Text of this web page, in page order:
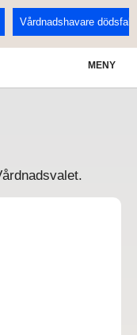
Vårdnadshavare dödsfall
MENY